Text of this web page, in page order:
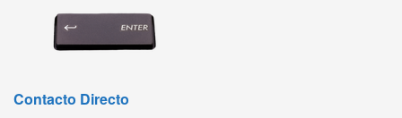
Contacto Directo